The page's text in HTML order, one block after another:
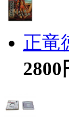
正竜
2800